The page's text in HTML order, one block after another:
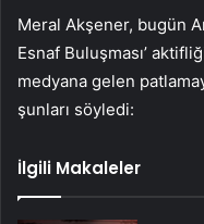
Meral Akşener, bugün
Esnaf Buluşması’
medyana gelen
şunları söyledi:
İlgili Makaleler